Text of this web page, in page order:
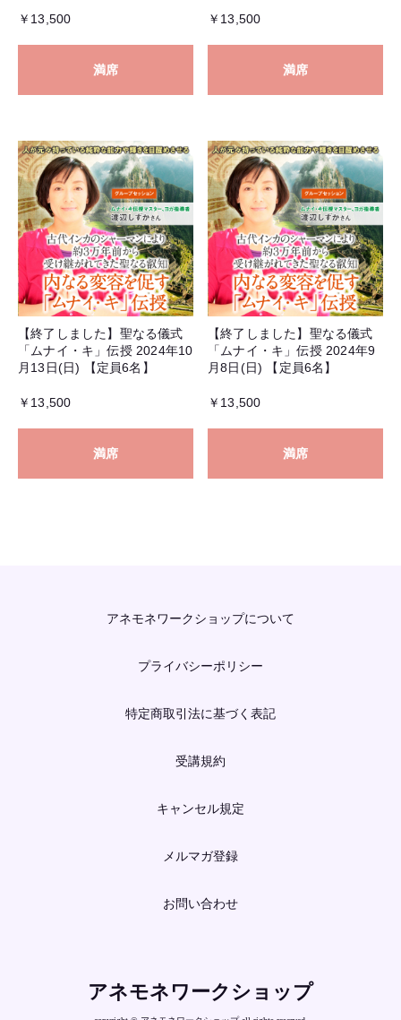
￥13,500
満席
￥13,500
満席
【終了しました】聖なる儀式
「ムナイ・キ」伝授 2024年10
月13日(日) 【定員6名】
￥13,500
満席
【終了しました】聖なる儀式
「ムナイ・キ」伝授 2024年9
月8日(日) 【定員6名】
￥13,500
満席
アネモネワークショップについて
プライバシーポリシー
特定商取引法に基づく表記
受講規約
キャンセル規定
メルマガ登録
お問い合わせ
アネモネワークショップ